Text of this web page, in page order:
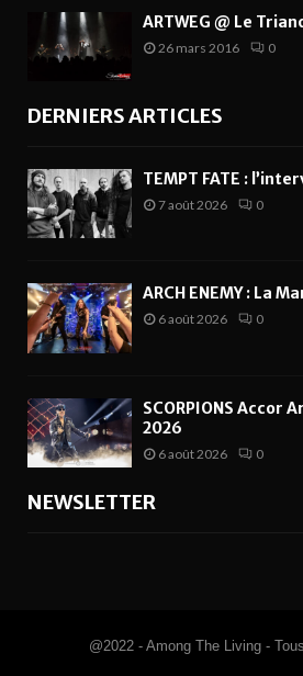
ARTWEG @ Le
26 mars 2016 0
DERNIERS ARTICLES
TEMPT FATE :
7 août 2026 0
ARCH ENEMY : La
6 août 2026 0
SCORPIONS Accor
2026
6 août 2026 0
NEWSLETTER
@2022 - Among The Living -